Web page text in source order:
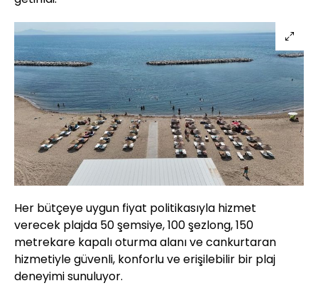
Her bütçeye uygun fiyat politikasıyla hizmet
verecek plajda 50 şemsiye, 100 şezlong, 150
metrekare kapalı oturma alanı ve cankurtaran
hizmetiyle güvenli, konforlu ve erişilebilir bir plaj
deneyimi sunuluyor.